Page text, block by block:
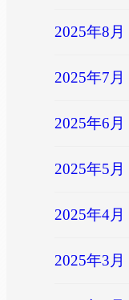
2025年8月
2025年7月
2025年6月
2025年5月
2025年4月
2025年3月